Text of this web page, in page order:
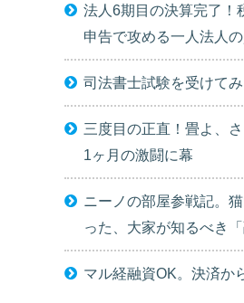
法人6期目の決算完了！
申告で攻める一人法人
司法書士試験を受けて
三度目の正直！畳よ、
1ヶ月の激闘に幕
ニーノの部屋参戦記。
った、大家が知るべき「
マル経融資OK。決済か